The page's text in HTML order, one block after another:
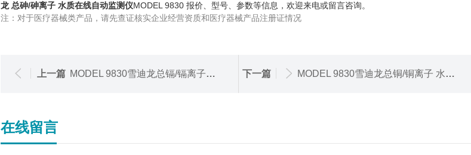
龙 总砷/砷离子 水质在线自动监测仪MODEL 9830 报价、型号、参数等信息，欢迎来电或留言咨询。
注：对于医疗器械类产品，请先查证核实企业经营资质和医疗器械产品注册证情况
上一篇 MODEL 9830雪迪龙总镉/镉离子 水质在线自动监测仪 下一篇 MODEL 9830雪迪龙总铜/铜离子 水质在线自动监测仪
在线留言